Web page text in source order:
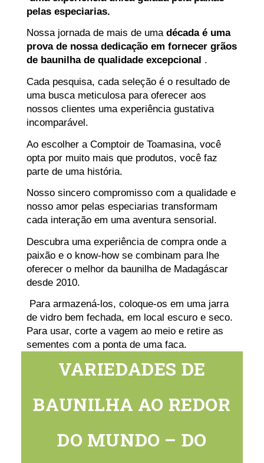
pelas especiarias.
Nossa jornada de mais de umadécada é uma
prova de nossa dedicação em fornecer grãos
de baunilha de qualidade excepcional .
Cada pesquisa, cada seleção é o resultado de
uma busca meticulosa para oferecer aos
nossos clientes uma experiência gustativa
incomparável.
Ao escolher a Comptoir de Toamasina, você
opta por muito mais que produtos, você faz
parte de uma história.
Nosso sincero compromisso com a qualidade e
nosso amor pelas especiarias transformam
cada interação em uma aventura sensorial.
Descubra uma experiência de compra onde a
paixão e o know-how se combinam para lhe
oferecer o melhor da baunilha de Madagáscar
desde 2010.
Para armazená-los, coloque-os em uma jarra
de vidro bem fechada, em local escuro e seco.
Para usar, corte a vagem ao meio e retire as
sementes com a ponta de uma faca.
VARIEDADES DE
BAUNILHA AO REDOR
DO MUNDO – DO